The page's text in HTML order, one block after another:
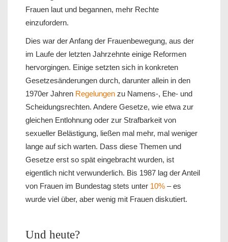
Frauen laut und begannen, mehr Rechte
einzufordern.
Dies war der Anfang der Frauenbewegung, aus der
im Laufe der letzten Jahrzehnte einige Reformen
hervorgingen. Einige setzten sich in konkreten
Gesetzesänderungen durch, darunter allein in den
1970er Jahren Regelungen zu Namens-, Ehe- und
Scheidungsrechten. Andere Gesetze, wie etwa zur
gleichen Entlohnung oder zur Strafbarkeit von
sexueller Belästigung, ließen mal mehr, mal weniger
lange auf sich warten. Dass diese Themen und
Gesetze erst so spät eingebracht wurden, ist
eigentlich nicht verwunderlich. Bis 1987 lag der Anteil
von Frauen im Bundestag stets unter 10% – es
wurde viel über, aber wenig mit Frauen diskutiert.
Und heute?